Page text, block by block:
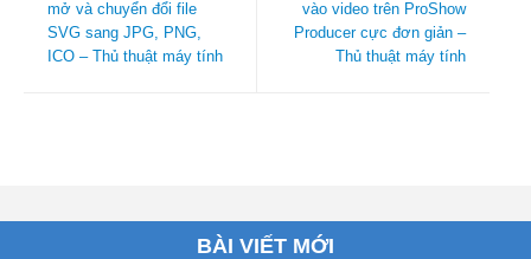
mở và chuyển đổi file
SVG sang JPG, PNG,
ICO – Thủ thuật máy tính
vào video trên ProShow
Producer cực đơn giản –
Thủ thuật máy tính
BÀI VIẾT MỚI